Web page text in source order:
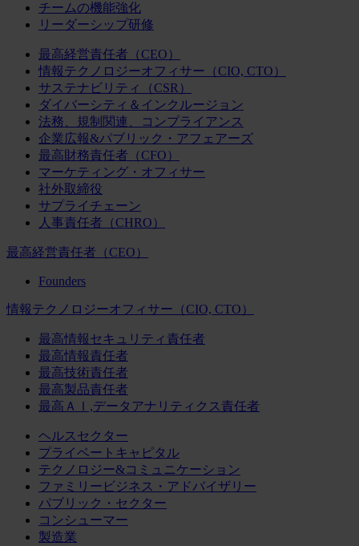
チームの機能強化
リーダーシップ研修
最高経営責任者（CEO）
情報テクノロジーオフィサー（CIO, CTO）
サステナビリティ（CSR）
ダイバーシティ＆インクルージョン
法務、規制関連、コンプライアンス
企業広報&パブリック・アフェアーズ
最高財務責任者（CFO）
マーケティング・オフィサー
社外取締役
サプライチェーン
人事責任者（CHRO）
最高経営責任者（CEO）
Founders
情報テクノロジーオフィサー（CIO, CTO）
最高情報セキュリティ責任者
最高情報責任者
最高技術責任者
最高製品責任者
最高ＡＩ,データアナリティクス責任者
ヘルスセクター
プライベートキャピタル
テクノロジー&コミュニケーション
ファミリービジネス・アドバイザリー
パブリック・セクター
コンシューマー
製造業